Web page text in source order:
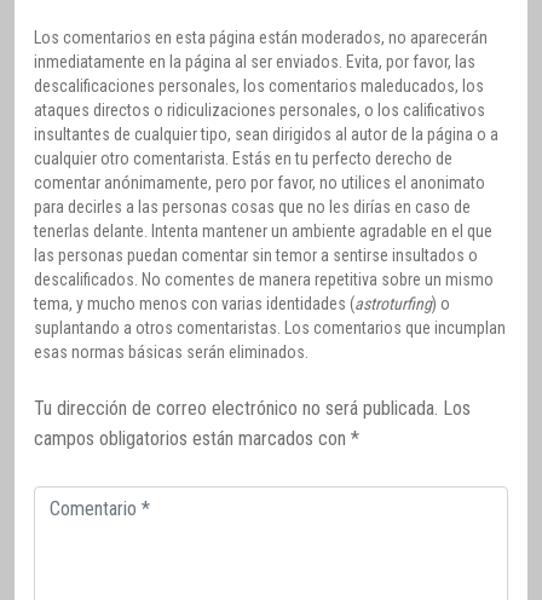
Los comentarios en esta página están moderados, no aparecerán
inmediatamente en la página al ser enviados. Evita, por favor, las
descalificaciones personales, los comentarios maleducados, los
ataques directos o ridiculizaciones personales, o los calificativos
insultantes de cualquier tipo, sean dirigidos al autor de la página o a
cualquier otro comentarista. Estás en tu perfecto derecho de
comentar anónimamente, pero por favor, no utilices el anonimato
para decirles a las personas cosas que no les dirías en caso de
tenerlas delante. Intenta mantener un ambiente agradable en el que
las personas puedan comentar sin temor a sentirse insultados o
descalificados. No comentes de manera repetitiva sobre un mismo
tema, y mucho menos con varias identidades (astroturfing) o
suplantando a otros comentaristas. Los comentarios que incumplan
esas normas básicas serán eliminados.
Tu dirección de correo electrónico no será publicada. Los
campos obligatorios están marcados con *
Comentario